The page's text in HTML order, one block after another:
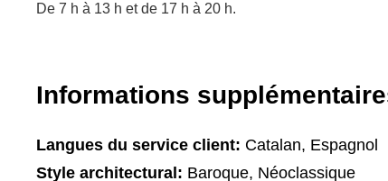
De 7 h à 13 h et de 17 h à 20 h.
Informations
Langues du service client: Catalan, Espagnol
Style architectural: Baroque, Néoclassique